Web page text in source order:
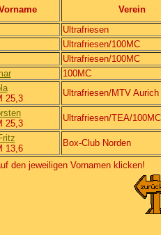
Verein
Ultrafriesen
Ultrafriesen/100MC
Ultrafriesen/100MC
100MC
25,3
Ultrafriesen/MTV Aurich
25,3
Ultrafriesen/TEA/100MC
13,6
Box-Club Norden
den jeweiligen Vornamen klicken!